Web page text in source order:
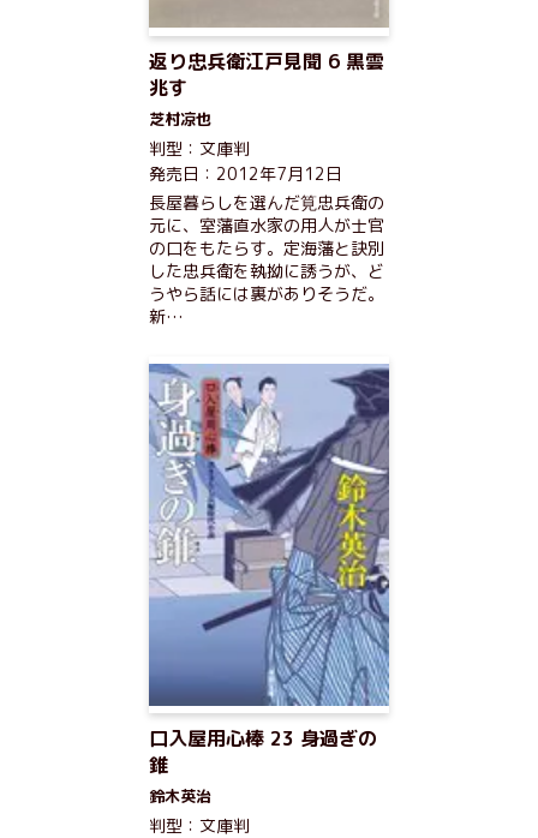
返り忠兵衛江戸見聞 6 黒雲
兆す
芝村凉也
判型：文庫判
発売日：2012年7月12日
長屋暮らしを選んだ筧忠兵衛の
元に、室藩直水家の用人が士官
の口をもたらす。定海藩と訣別
した忠兵衛を執拗に誘うが、ど
うやら話には裏がありそうだ。
新…
口入屋用心棒 23 身過ぎの
錐
鈴木英治
判型：文庫判